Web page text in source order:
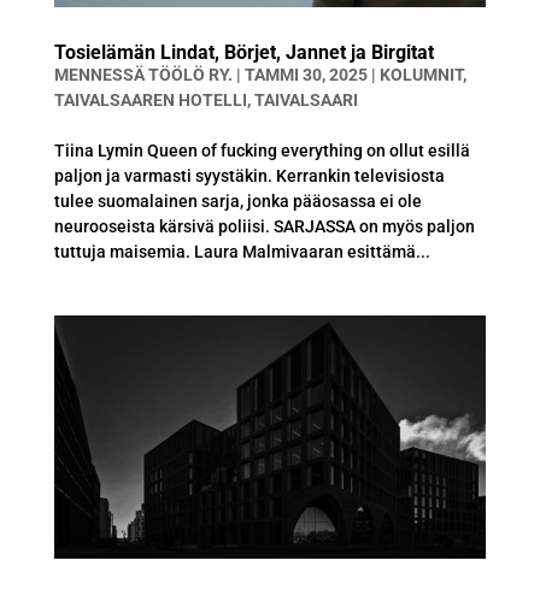
Tosielämän Lindat, Börjet, Jannet ja Birgitat
MENNESSÄTÖÖLÖ RY. | TAMMI 30, 2025| KOLUMNIT,
TAIVALSAAREN HOTELLI,TAIVALSAARI
Tiina Lymin Queen of fucking everything on ollut esillä
paljon ja varmasti syystäkin. Kerrankin televisiosta
tulee suomalainen sarja, jonka pääosassa ei ole
neurooseista kärsivä poliisi. SARJASSA on myös paljon
tuttuja maisemia. Laura Malmivaaran esittämä...